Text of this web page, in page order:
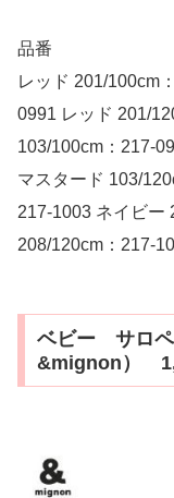
品番
レッド 201/100cm
0991 レッド 201/
103/100cm：217-
マスタード 103/
217-1003 ネイビー
208/120cm：217-
ベビー サロペ
&mignon）